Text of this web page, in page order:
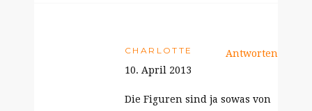
CHARLOTTE
10. April 2013
Die Figuren sind ja sowas von
Antworten